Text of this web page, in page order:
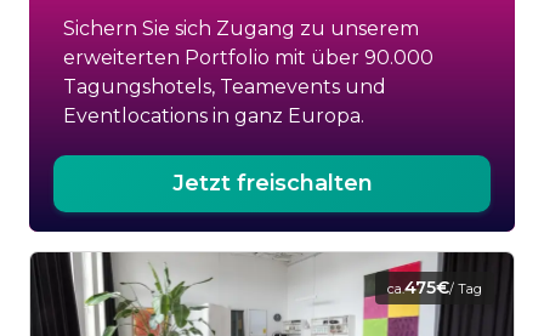
Sichern Sie sich Zugang zu unserem
erweiterten Portfolio mit über 90.000
Tagungshotels, Teamevents und
Eventlocations in ganz Europa.
Jetzt freischalten
ca.475€/ Tag